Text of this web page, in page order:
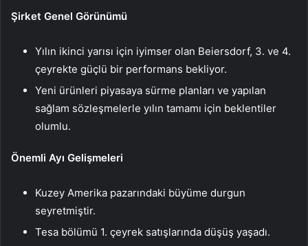
Şirket Genel Görünümü
Yılın ikinci yarısı için iyimser olan Beiersdorf, 3. ve 4.
çeyrekte güçlü bir performans bekliyor.
Yeni ürünleri piyasaya sürme planları ve yapılan
sağlam sözleşmelerle yılın tamamı için beklentiler
olumlu.
Önemli Ayı Gelişmeleri
Kuzey Amerika pazarındaki büyüme durgun
seyretmiştir.
Tesa bölümü 1. çeyrek satışlarında düşüş yaşadı.